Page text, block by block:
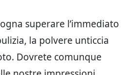
superare l’immediato
la polvere unticcia
Dovrete comunque